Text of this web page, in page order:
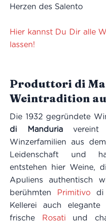
Herzen des Salento
Hier kannst Du Dir alle
lassen!
Produttori di
Weintradition
Die 1932 gegründete
di Manduriavereint
Winzerfamilien aus
Leidenschaft und
entstehen hier Weine,
Apuliens authentisch
berühmten Primitivodi
Kellerei auch
frische Rosati und